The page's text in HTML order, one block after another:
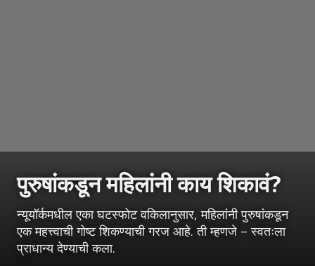
पुरुषांकडून महिलांनी काय शिकावं?
न्यूयॉर्कमधील एका घटस्फोट वकिलानुसार, महिलांनी पुरुषांकडून
एक महत्त्वाची गोष्ट शिकण्याची गरज आहे. ती म्हणजे – स्वतःला
प्राधान्य देण्याची कला.